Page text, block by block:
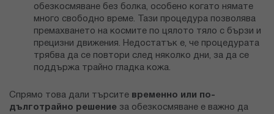
обезкосмяване без болка, особено когато нямате
много свободно време. Тази процедура позволява
премахването на космите по цялото тяло с бързи и
прецизни движения. Недостатък е, че процедурата
трябва да се повтори след няколко дни, за да се
поддържа трайно гладка кожа.
Спрямо това дали търсите временно или по-
дълготрайно решение за обезкосмяване е важно да